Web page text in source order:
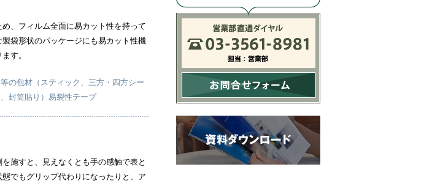
、フィルム全面に易カット性を持って
袋形状のパッケージにも易カット性機
す。
の包材（スティック、三方・四方シー
封筒貼り）易裂性テープ
施すと、見えなくとも手の感触で表と
でもグリップ代わりになったりと、ア